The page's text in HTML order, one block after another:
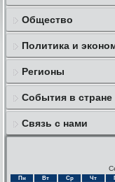
Общество
Политика и
Регионы
События в стране
Связь с нами
Пн Вт Ср Чт